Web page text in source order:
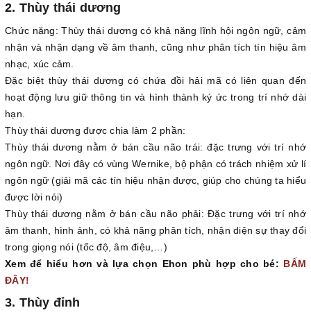
2. Thùy thái dương
Chức năng: Thùy thái dương có khả năng lĩnh hội ngôn ngữ, cảm
nhận và nhận dạng về âm thanh, cũng như phân tích tín hiệu âm
nhạc, xúc cảm.
Đặc biệt thùy thái dương có chứa đồi hải mã có liên quan đến
hoạt động lưu giữ thông tin và hình thành ký ức trong trí nhớ dài
hạn.
Thùy thái dương được chia làm 2 phần:
Thùy thái dương nằm ở bán cầu não trái: đặc trưng với trí nhớ
ngôn ngữ. Nơi đây có vùng Wernike, bộ phận có trách nhiệm xử lí
ngôn ngữ (giải mã các tín hiệu nhận được, giúp cho chúng ta hiểu
được lời nói)
Thùy thái dương nằm ở bán cầu não phải: Đặc trưng với trí nhớ
âm thanh, hình ảnh, có khả năng phân tích, nhận diện sự thay đổi
trong giọng nói (tốc độ, âm điệu,…)
Xem để hiểu hơn và lựa chọn Ehon phù hợp cho bé: BẤM
ĐÂY!
3. Thùy đỉnh